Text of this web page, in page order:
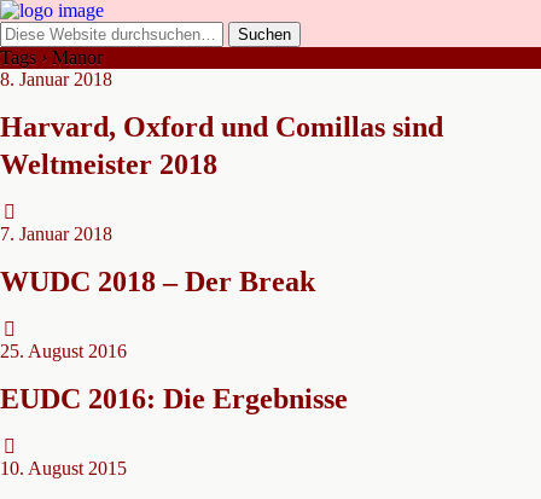
Tags › Manor
8. Januar 2018
Harvard, Oxford und Comillas sind
Weltmeister 2018
7. Januar 2018
WUDC 2018 – Der Break
25. August 2016
EUDC 2016: Die Ergebnisse
10. August 2015